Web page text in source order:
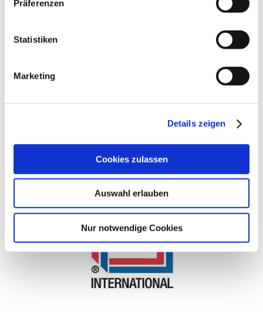
Präferenzen
Statistiken
Marketing
Details zeigen
Cookies zulassen
Auswahl erlauben
Nur notwendige Cookies
Booth S1-E53